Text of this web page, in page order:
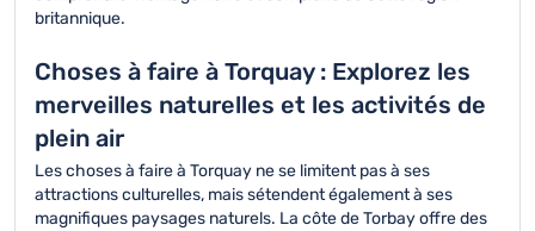
britannique.
Choses à faire à Torquay : Explorez les
merveilles naturelles et les activités de
plein air
Les choses à faire à Torquay ne se limitent pas à ses
attractions culturelles, mais sétendent également à ses
magnifiques paysages naturels. La côte de Torbay offre des